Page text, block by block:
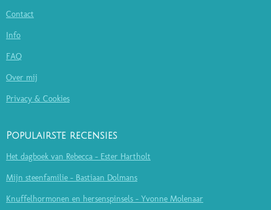
Contact
Info
FAQ
Over mij
Privacy & Cookies
Populairste recensies
Het dagboek van Rebecca - Ester Hartholt
Mijn steenfamilie - Bastiaan Dolmans
Knuffelhormonen en hersenspinsels - Yvonne Molenaar